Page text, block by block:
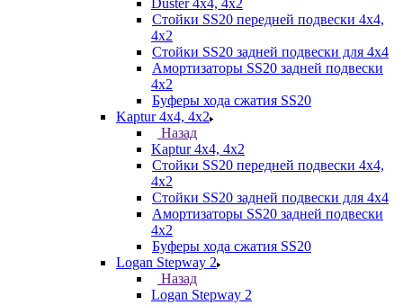
Duster 4х4, 4x2
Стойки SS20 передней подвески 4х4,
4x2
Стойки SS20 задней подвески для 4х4
Амортизаторы SS20 задней подвески
4х2
Буферы хода сжатия SS20
Kaptur 4х4, 4х2
Назад
Kaptur 4х4, 4х2
Стойки SS20 передней подвески 4х4,
4x2
Стойки SS20 задней подвески для 4х4
Амортизаторы SS20 задней подвески
4х2
Буферы хода сжатия SS20
Logan Stepway 2
Назад
Logan Stepway 2